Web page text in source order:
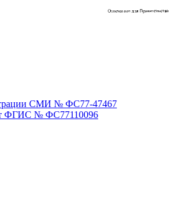
СМИ № ФС77-47467
ФГИС № ФС77110096